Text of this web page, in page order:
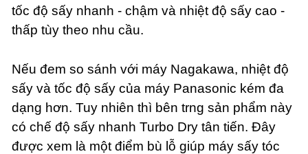
tốc độ sấy nhanh - chậm và nhiệt độ sấy cao -
thấp tùy theo nhu cầu.
Nếu đem so sánh với máy Nagakawa, nhiệt độ
sấy và tốc độ sấy của máy Panasonic kém đa
dạng hơn. Tuy nhiên thì bên trng sản phẩm này
có chế độ sấy nhanh Turbo Dry tân tiến. Đây
được xem là một điểm bù lỗ giúp máy sấy tóc